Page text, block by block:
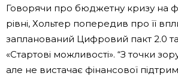
Говорячи про бюджетну кризу на
рівні, Хольтер попередив про її
запланований Цифровий пакт 2.0
«Стартові можливості». “З точки
але не вистачає фінансової